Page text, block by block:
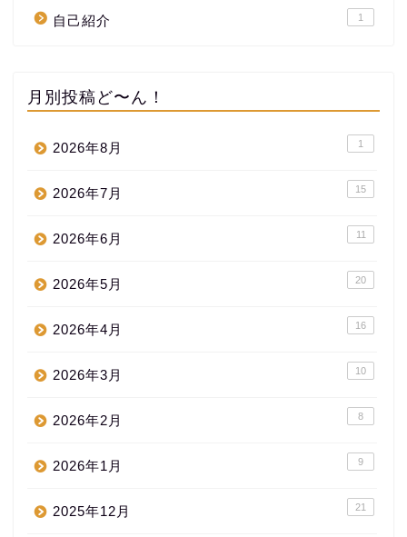
自己紹介 1
月別投稿ど〜ん！
2026年8月 1
2026年7月 15
2026年6月 11
2026年5月 20
2026年4月 16
2026年3月 10
2026年2月 8
2026年1月 9
2025年12月 21